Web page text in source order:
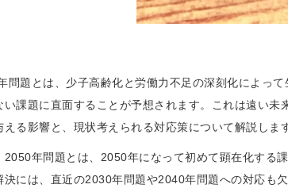
問題とは、少子高齢化と労働力不足の深刻化によっ
い課題に直面することが予想されます。これは遠い
える影響と、現状考えられる対応策について解説します
2050年問題とは、2050年になって初めて顕在化する
決には、直近の2030年問題や2040年問題への対応も